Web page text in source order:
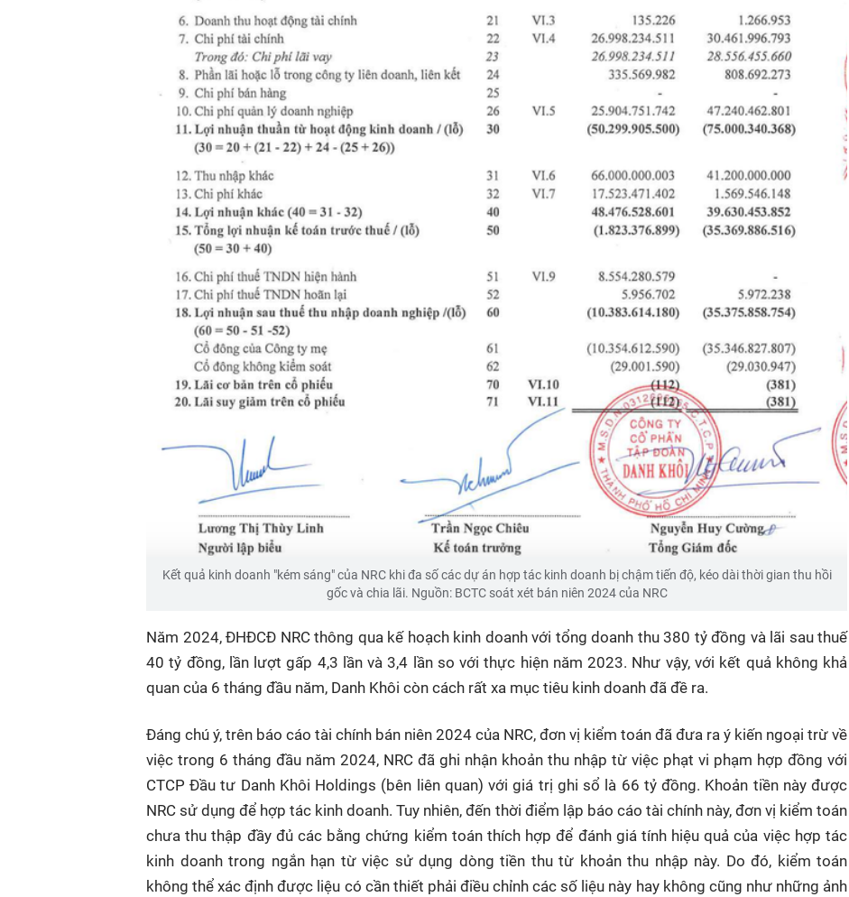
Kết quả kinh doanh "kém sáng" của NRC khi đa số các dự án hợp tác kinh doanh bị chậm tiến độ, kéo dài thời gian thu hồi
gốc và chia lãi. Nguồn: BCTC soát xét bán niên 2024 của NRC
Năm 2024, ĐHĐCĐ NRC thông qua kế hoạch kinh doanh với tổng doanh thu 380 tỷ đồng và lãi sau thuế
40 tỷ đồng, lần lượt gấp 4,3 lần và 3,4 lần so với thực hiện năm 2023. Như vậy, với kết quả không khả
quan của 6 tháng đầu năm, Danh Khôi còn cách rất xa mục tiêu kinh doanh đã đề ra.
Đáng chú ý, trên báo cáo tài chính bán niên 2024 của NRC, đơn vị kiểm toán đã đưa ra ý kiến ngoại trừ về
việc trong 6 tháng đầu năm 2024, NRC đã ghi nhận khoản thu nhập từ việc phạt vi phạm hợp đồng với
CTCP Đầu tư Danh Khôi Holdings (bên liên quan) với giá trị ghi sổ là 66 tỷ đồng. Khoản tiền này được
NRC sử dụng để hợp tác kinh doanh. Tuy nhiên, đến thời điểm lập báo cáo tài chính này, đơn vị kiểm toán
chưa thu thập đầy đủ các bằng chứng kiểm toán thích hợp để đánh giá tính hiệu quả của việc hợp tác
kinh doanh trong ngắn hạn từ việc sử dụng dòng tiền thu từ khoản thu nhập này. Do đó, kiểm toán
không thể xác định được liệu có cần thiết phải điều chỉnh các số liệu này hay không cũng như những ảnh